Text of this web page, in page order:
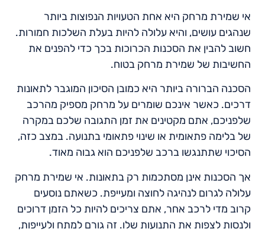
אי שמירת מרחק היא אחת הטעויות הנפוצות ביותר
שנהגים עושים, והיא עלולה להיות בעלת השלכות חמורות.
חשוב להבין את הסכנות הכרוכות בכך כדי להפנים את
החשיבות של שמירת מרחק בטוח.
הסכנה הברורה ביותר היא כמובן הסיכון המוגבר לתאונות
דרכים. כאשר אינכם שומרים על מרחק מספיק מהרכב
שלפניכם, אתם מקטינים את זמן התגובה שלכם במקרה
של בלימה פתאומית או שינוי פתאומי בתנועה. במצב כזה,
הסיכוי שתתנגשו ברכב שלפניכם הוא גבוה מאוד.
אך הסכנות אינן מסתכמות רק בתאונות. אי שמירת מרחק
עלולה לגרום לנהיגה לחוצה ומעייפת. כשאתם נוסעים
קרוב מדי לרכב אחר, אתם צריכים להיות כל הזמן דרוכים
ולנסות לצפות את התנועות שלו. זה גורם למתח ולעייפות,